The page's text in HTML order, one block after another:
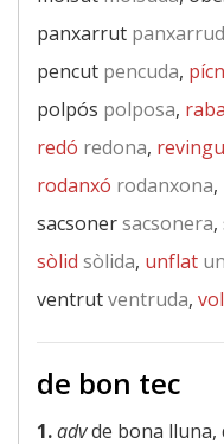
panxarrut
pencut pencuda,
polpós polposa,
redó redona,
rodanxó rodanxona,
sacsonersacsonera
sòlid sòlida, unflat
ventrutventruda,
de bon tec
1.advde bona lluna,